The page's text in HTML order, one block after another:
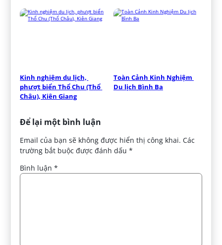
Kinh nghiệm du lịch,
phượt biển Thổ Chu (Thổ
Châu), Kiên Giang
Toàn Cảnh Kinh Nghiệm
Du lịch Bình Ba
Để lại một bình luận
Email của bạn sẽ không được hiển thị công khai. Các
trường bắt buộc được đánh dấu*
Bình luận*